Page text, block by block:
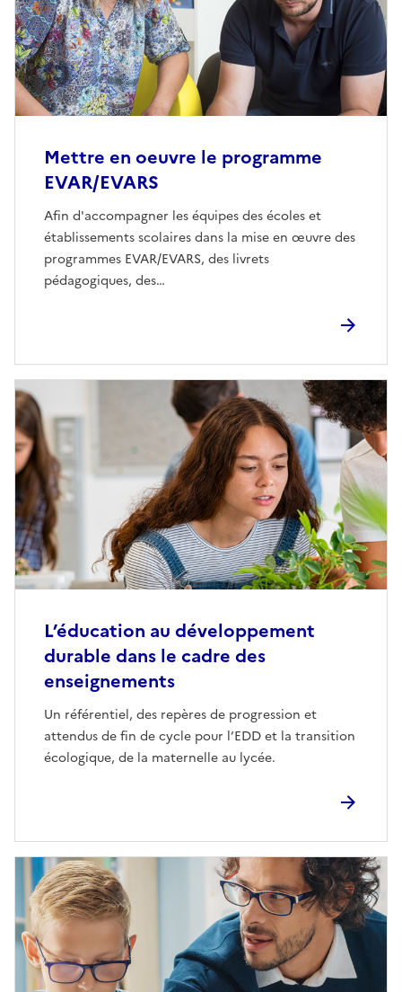
Mettre en oeuvre le programme
EVAR/EVARS
Afin d'accompagner les équipes des écoles et
établissements scolaires dans la mise en œuvre des
programmes EVAR/EVARS, des livrets
pédagogiques, des…
L’éducation au développement
durable dans le cadre des
enseignements
Un référentiel, des repères de progression et
attendus de fin de cycle pour l’EDD et la transition
écologique, de la maternelle au lycée.